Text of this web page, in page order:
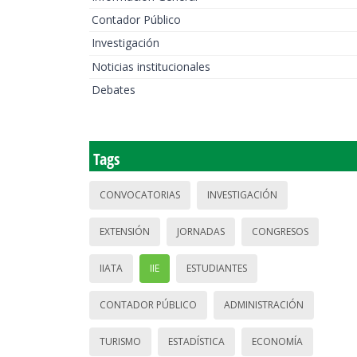
Contador Público
Investigación
Noticias institucionales
Debates
Tags
CONVOCATORIAS INVESTIGACIÓN
EXTENSIÓN JORNADAS CONGRESOS
IIATA IIE ESTUDIANTES
CONTADOR PÚBLICO ADMINISTRACIÓN
TURISMO ESTADÍSTICA ECONOMÍA